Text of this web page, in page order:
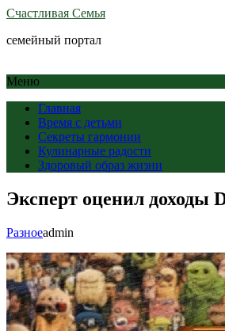
Счастливая Семья
семейный портал
Меню
Главная
Время с детьми
Секреты гармонии
Кулинарные радости
Здоровый образ жизни
Эксперт оценил доходы
Разноеadmin